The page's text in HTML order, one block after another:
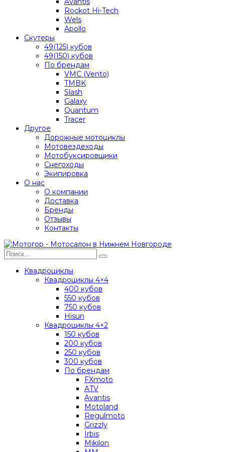
Rockot Hi-Tech
Wels
Apollo
Скутеры
49(125) кубов
49(150) кубов
По брендам
VMC (Vento)
TMBK
Slash
Galaxy
Quantum
Tracer
Другое
Дорожные мотоциклы
Мотовездеходы
Мотобуксировщики
Снегоходы
Экипировка
О нас
О компании
Доставка
Бренды
Отзывы
Контакты
Квадроциклы
Квадроциклы 4×4
400 кубов
550 кубов
750 кубов
Hisun
Квадроциклы 4×2
150 кубов
200 кубов
250 кубов
300 кубов
По брендам
FXmoto
ATV
Avantis
Motoland
Regulmoto
Grizzly
Irbis
Mikilon